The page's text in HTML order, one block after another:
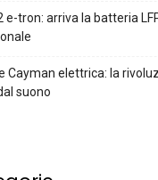
e-tron: arriva la batteria
Cayman elettrica: la
suono